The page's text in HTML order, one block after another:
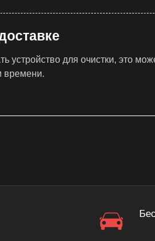
устройство для очистки, это
времени.